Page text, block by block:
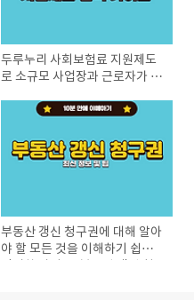
두루누리 사회보험료 지원제도
로 소규모 사업장과 근로자가 누
알아보세요.
부동산 갱신 청구권에 대해 알아
야 할 모든 것을 이해하기 쉽게